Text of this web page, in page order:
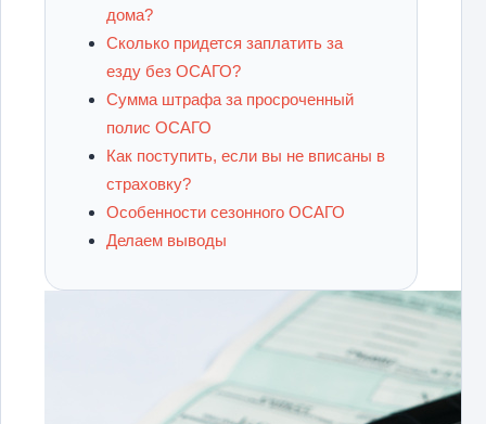
дома?
Сколько придется заплатить за
езду без ОСАГО?
Сумма штрафа за просроченный
полис ОСАГО
Как поступить, если вы не вписаны в
страховку?
Особенности сезонного ОСАГО
Делаем выводы